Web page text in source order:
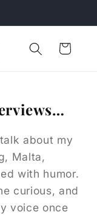
Cart
about my
Malta,
with humor.
curious, and
voice once